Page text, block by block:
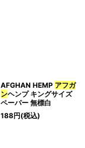
AFGHAN HEMP アフガ
ンヘンプ キングサイズ
ペーパー 無標白
188円(税込)